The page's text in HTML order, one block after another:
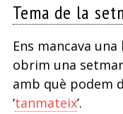
Tema de la
Ens mancava
obrim una
amb què podem
‘tanmateix’.